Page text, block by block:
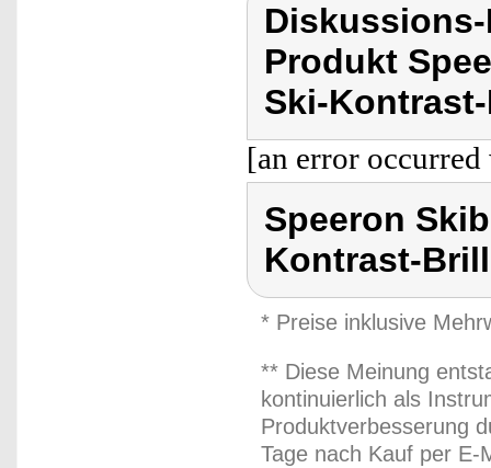
Produkt
Ski-
[an error
Speeron
Kontrast-
* Preise inklusive
** Diese Meinung
kontinuierlich als
Produktverbesserung
Tage nach Kauf per E-